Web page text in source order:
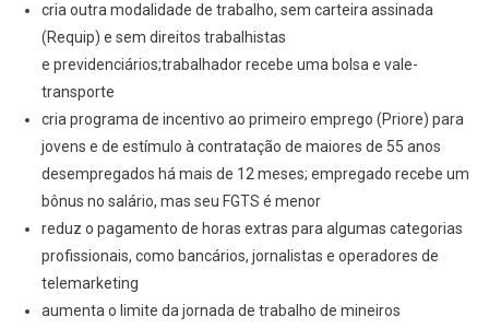
cria outra modalidade de trabalho, sem carteira assinada
(Requip) e sem direitos trabalhistas
e previdenciários;trabalhador recebe uma bolsa e vale-
transporte
cria programa de incentivo ao primeiro emprego (Priore) para
jovens e de estímulo à contratação de maiores de 55 anos
desempregados há mais de 12 meses; empregado recebe um
bônus no salário, mas seu FGTS é menor
reduz o pagamento de horas extras para algumas categorias
profissionais, como bancários, jornalistas e operadores de
telemarketing
aumenta o limite da jornada de trabalho de mineiros